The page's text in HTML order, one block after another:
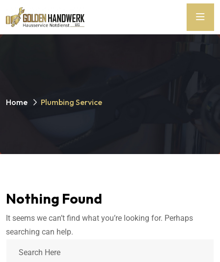
Home Plumbing Service
Nothing Found
It seems we can’t find what you’re looking for. Perhaps
searching can help.